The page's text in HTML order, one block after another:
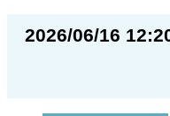
2026/06/16